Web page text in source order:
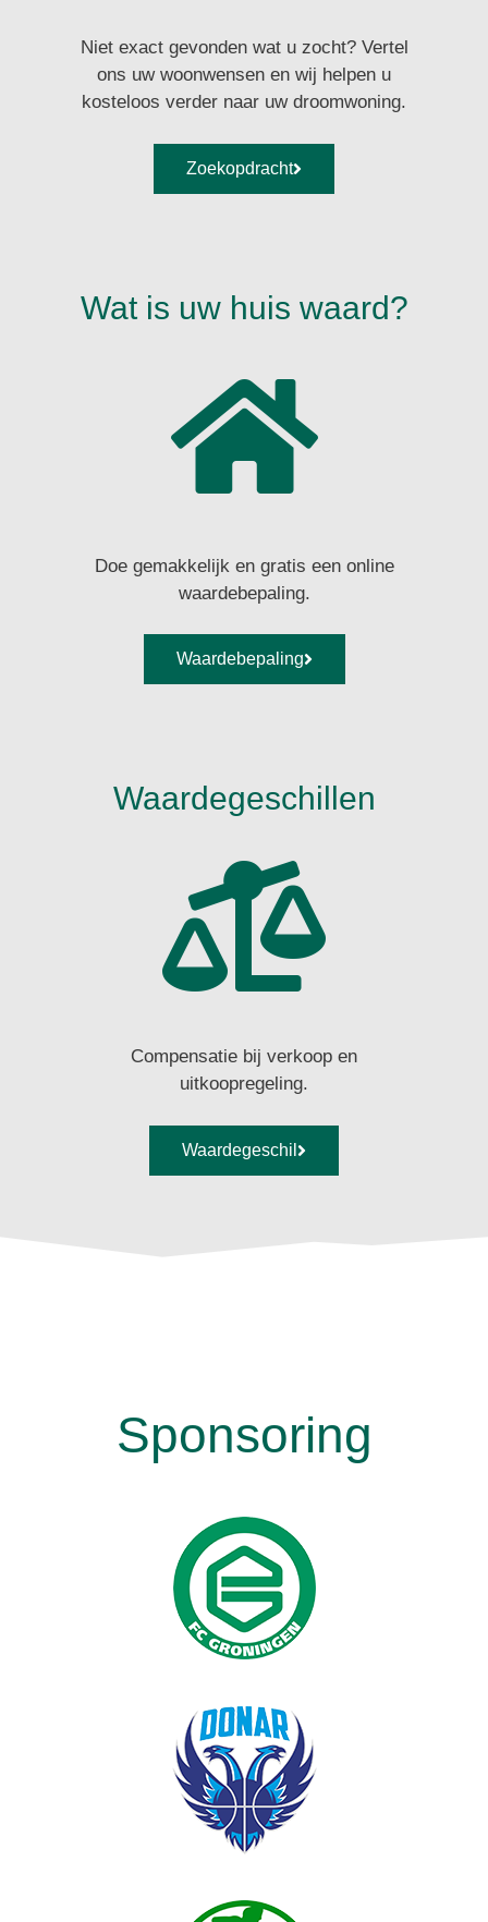
Niet exact gevonden wat u zocht? Vertel
ons uw woonwensen en wij helpen u
kosteloos verder naar uw droomwoning.
Zoekopdracht
Wat is uw huis waard?
Doe gemakkelijk en gratis een online
waardebepaling.
Waardebepaling
Waardegeschillen
Compensatie bij verkoop en
uitkoopregeling.
Waardegeschil
Sponsoring